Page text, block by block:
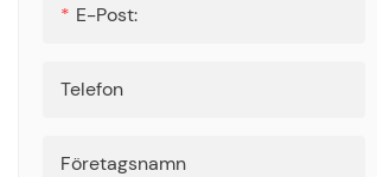
E-Post:
Telefon
Företagsnamn